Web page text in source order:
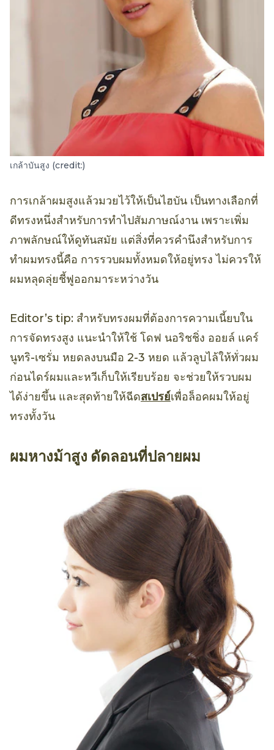
เกล้าบันสูง (credit:)
การเกล้าผมสูงแล้วมวยไว้ให้เป็นไฮบัน เป็นทางเลือกที่
ดีทรงหนึ่งสำหรับการทำไปสัมภาษณ์งาน เพราะเพิ่ม
ภาพลักษณ์ให้ดูทันสมัย แต่สิ่งที่ควรคำนึงสำหรับการ
ทำผมทรงนี้คือ การรวบผมทั้งหมดให้อยู่ทรง ไม่ควรให้
ผมหลุดลุ่ยชี้ฟูออกมาระหว่างวัน
Editor’s tip: สำหรับทรงผมที่ต้องการความเนี้ยบใน
การจัดทรงสูง แนะนำให้ใช้ โดฟ นอริชชิ่ง ออยล์ แคร์
นูทริ-เซรั่ม หยดลงบนมือ 2-3 หยด แล้วลูบไล้ให้ทั่วผม
ก่อนไดร์ผมและหวีเก็บให้เรียบร้อย จะช่วยให้รวบผม
ได้ง่ายขึ้น และสุดท้ายให้ฉีดสเปรย์เพื่อล็อคผมให้อยู่
ทรงทั้งวัน
ผมหางม้าสูง ดัดลอนที่ปลายผม